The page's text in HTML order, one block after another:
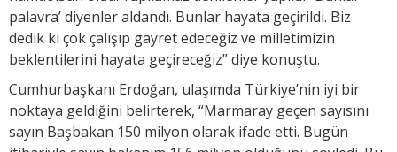
palavra’ diyenler aldandı. Bunlar hayata geçirildi. Biz
dedik ki çok çalışıp gayret edeceğiz ve milletimizin
beklentilerini hayata geçireceğiz” diye konuştu.
Cumhurbaşkanı Erdoğan, ulaşımda Türkiye’nin iyi bir
noktaya geldiğini belirterek, “Marmaray geçen sayısını
sayın Başbakan 150 milyon olarak ifade etti. Bugün